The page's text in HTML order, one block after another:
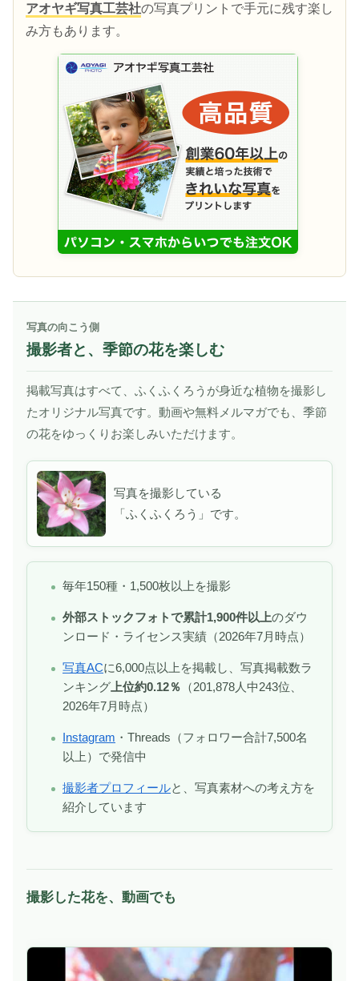
アオヤギ写真工芸社の写真プリントで手元に残す楽し
み方もあります。
写真の向こう側
撮影者と、季節の花を楽しむ
掲載写真はすべて、ふくふくろうが身近な植物を撮影し
たオリジナル写真です。動画や無料メルマガでも、季節
の花をゆっくりお楽しみいただけます。
写真を撮影している
「ふくふくろう」です。
毎年150種・1,500枚以上を撮影
外部ストックフォトで累計1,900件以上のダウ
ンロード・ライセンス実績（2026年7月時点）
写真ACに6,000点以上を掲載し、写真掲載数ラ
ンキング 上位約0.12％ （201,878人中243位、
2026年7月時点）
Instagram ・Threads（フォロワー合計7,500名
以上）で発信中
撮影者プロフィールと、写真素材への考え方を
紹介しています
撮影した花を、動画でも